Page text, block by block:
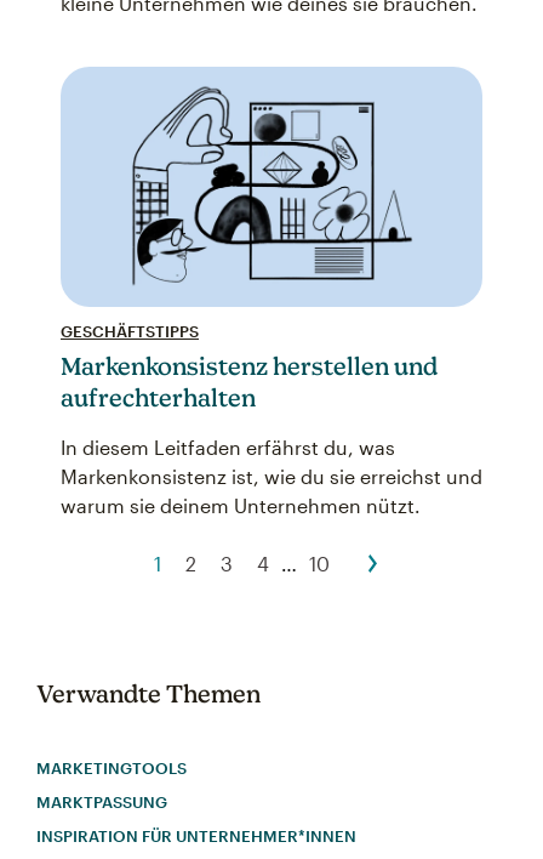
GESCHÄFTSTIPPS
Markenkonsistenz herstellen und
aufrechterhalten
In diesem Leitfaden erfährst du, was
Markenkonsistenz ist, wie du sie erreichst und
warum sie deinem Unternehmen nützt.
1 2 3 4 … 10
Verwandte Themen
MARKETINGTOOLS
MARKTPASSUNG
INSPIRATION FÜR UNTERNEHMER*INNEN